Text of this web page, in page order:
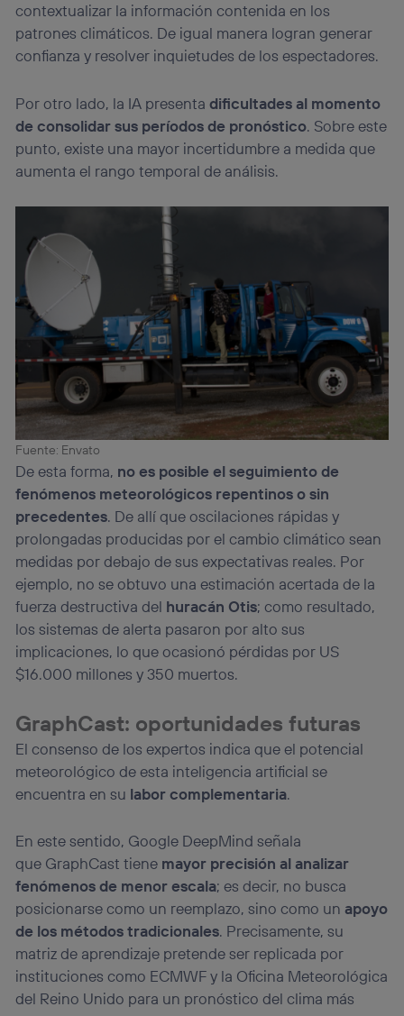
contextualizar la información contenida en los
patrones climáticos. De igual manera logran generar
confianza y resolver inquietudes de los espectadores.
Por otro lado, la IA presentadificultades al momento
de consolidar sus períodos de pronóstico. Sobre este
punto, existe una mayor incertidumbre a medida que
aumenta el rango temporal de análisis.
Fuente: Envato
De esta forma, no es posible el seguimiento de
fenómenos meteorológicos repentinos o sin
precedentes. De allí que oscilaciones rápidas y
prolongadas producidas por el cambio climático sean
medidas por debajo de sus expectativas reales. Por
ejemplo, no se obtuvo una estimación acertada de la
fuerza destructiva del huracán Otis; como resultado,
los sistemas de alerta pasaron por alto sus
implicaciones, lo que ocasionó pérdidas por US
$16.000 millones y 350 muertos.
GraphCast: oportunidades futuras
El consenso de los expertos indica que el potencial
meteorológico de esta inteligencia artificial se
encuentra en su labor complementaria.
En este sentido, Google DeepMind señala
que GraphCast tiene mayor precisión al analizar
fenómenos de menor escala; es decir, no busca
posicionarse como un reemplazo, sino como un apoyo
de los métodos tradicionales. Precisamente, su
matriz de aprendizaje pretende ser replicada por
instituciones como ECMWF y la Oficina Meteorológica
del Reino Unido para un pronóstico del clima más